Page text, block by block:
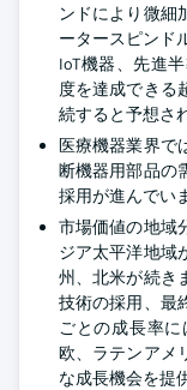
ンドにより微細
ータースピンド
IoT機器、先進
度を達成できる
続すると予想さ
医療機器業界で
断機器用部品の
採用が進んでい
市場価値の地域
ジア太平洋地域
州、北米が続き
技術の採用、最
ごとの成長率
欧、ラテンアメ
な成長機会を提